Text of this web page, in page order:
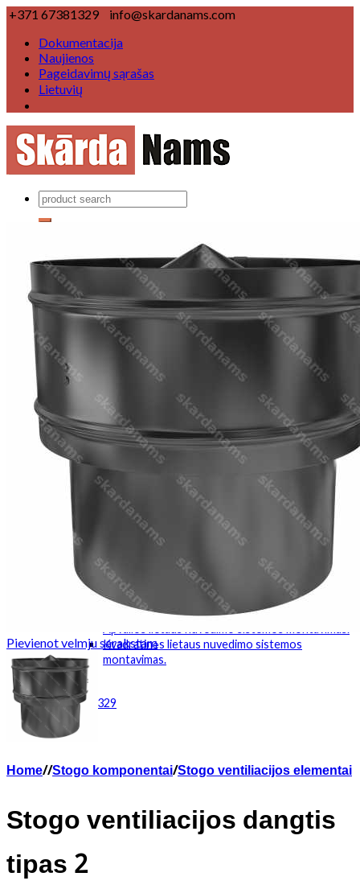
+371 67381329
info@skardanams.com
Dokumentacija
Naujienos
Pageidavimų sąrašas
Lietuvių
Lietaus nuvedimo sistemas
Lietaus nuvedimo sistema Ø 125/100 mm
Lietaus nuvedimo sistema Ø 150/120 mm
Lietaus nuvedimo sistema ▢
Stogų komponentai
Vėjalentė
Karnizas
Kraigo elementas
Roof hatch
Kampai
Kamino kepurės
Stogo ventiliacijos
Valcinis profilis
Fasadų komponentai
Palangė
Tvoros kepurės
Kitas
Instrumentas
Dokumentacija
Montavimas
Valcinių profilių montavimo instrukcija.
Kvadratinės lietaus nuvedimo sistemos
montavimas.
Kontaktai
+37167381329
Pievienot velmju sarakstam
Home//Stogo komponentai/Stogo ventiliacijos elementai
Stogo ventiliacijos dangtis
tipas 2